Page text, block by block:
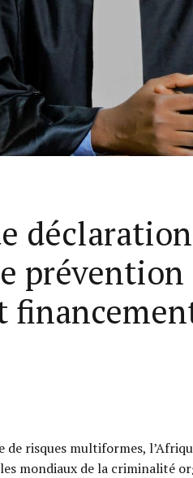
risques multiformes,
mondiaux de la criminalité